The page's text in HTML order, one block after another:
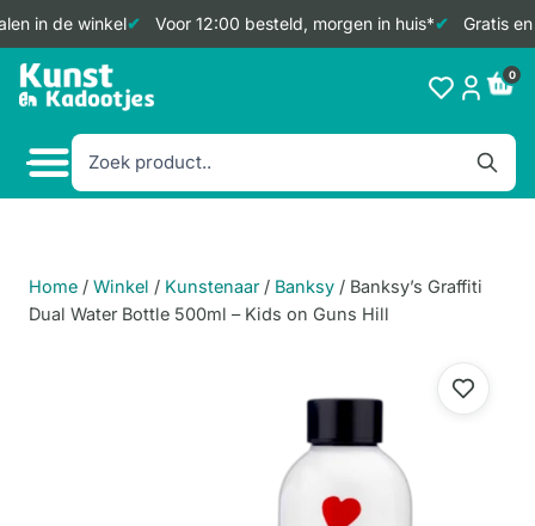
in de winkel Voor 12:00 besteld, morgen in huis* Gratis
Doorgaan
naar
0
Home / Winkel / Kunstenaar / Banksy / Banksy’s Graffiti
Dual Water Bottle 500ml – Kids on Guns Hill